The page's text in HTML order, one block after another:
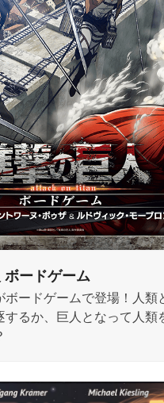
ードゲーム
ボードゲームで登場！人類
するか、巨人となって人類